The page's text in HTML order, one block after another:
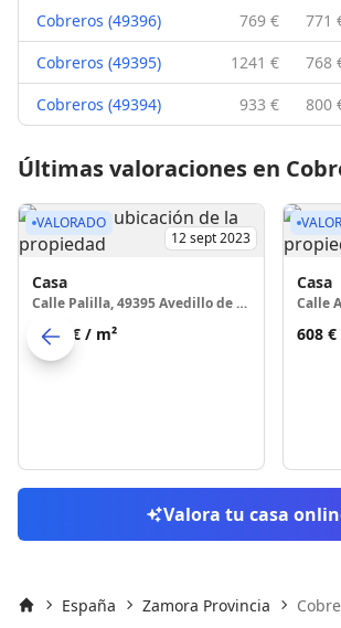
Cobreros (49396)
769 € 771
Cobreros (49395)
1241 € 768
Cobreros (49394)
933 € 800
Últimas valoraciones en
VALORADO
12 sept 2023
Casa
Calle Palilla, 49395 Avedillo de Sanabria
1132 € / m²
Casa
608 €
Valora tu casa
España Zamora Provincia